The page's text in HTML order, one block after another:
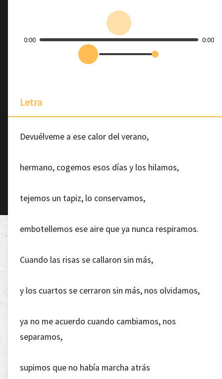
0:00 0:00
Letra
Devuélveme a ese calor del verano,
hermano, cogemos esos días y los hilamos,
tejemos un tapiz, lo conservamos,
embotellemos ese aire que ya nunca respiramos.
Cuando las risas se callaron sin más,
y los cuartos se cerraron sin más, nos olvidamos,
ya no me acuerdo cuando cambiamos, nos
separamos,
supimos que no había marcha atrás